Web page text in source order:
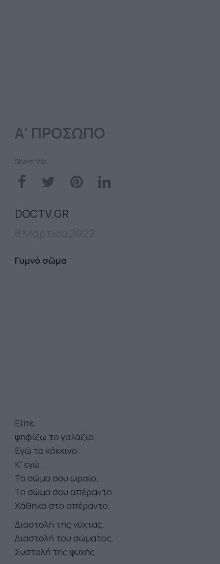
Α' ΠΡΟΣΩΠΟ
Share this
DOCTV.GR
Γυμνὸ σῶμα
Είπε:
ψηφίζω το γαλάζιο.
Εγώ το κόκκινο.
Κ’ εγώ.
Το σώμα σου ωραίο.
Το σώμα σου απέραντο
Χάθηκα στο απέραντο.
Διαστολή της νύχτας.
Διαστολή του σώματος.
Συστολή της ψυχής.